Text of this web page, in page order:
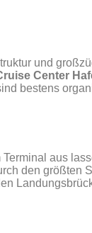
und
Center
bestens
aus
den größten